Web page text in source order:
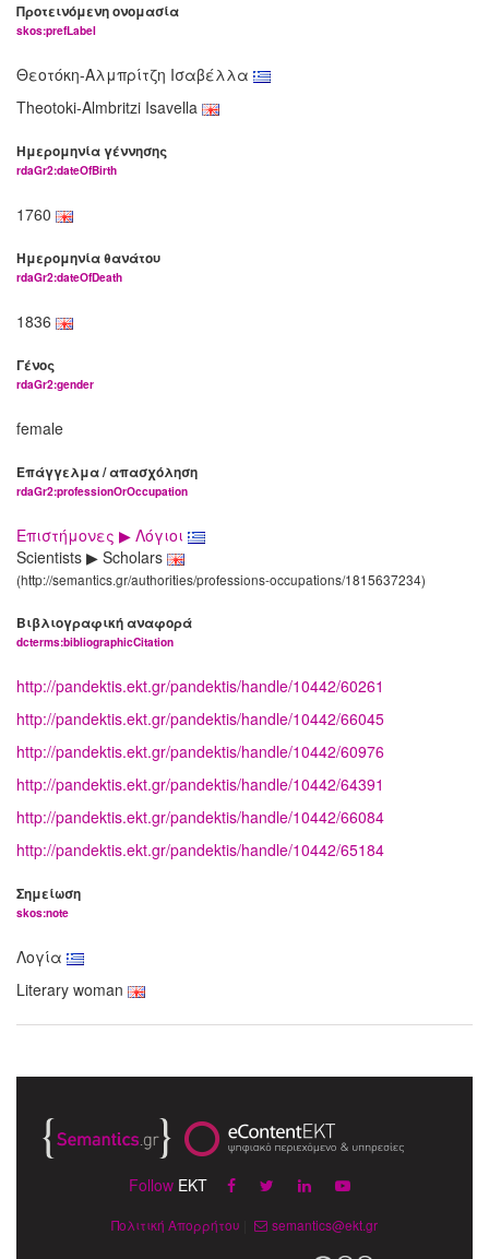
Προτεινόμενη ονομασία
skos:prefLabel
Θεοτόκη-Αλμπρίτζη Ισαβέλλα
Theotoki-Almbritzi Isavella
Ημερομηνία γέννησης
rdaGr2:dateOfBirth
1760
Ημερομηνία θανάτου
rdaGr2:dateOfDeath
1836
Γένος
rdaGr2:gender
female
Επάγγελμα / απασχόληση
rdaGr2:professionOrOccupation
Επιστήμονες ▶ Λόγιοι
Scientists ▶ Scholars
(http://semantics.gr/authorities/professions-occupations/1815637234)
Βιβλιογραφική αναφορά
dcterms:bibliographicCitation
http://pandektis.ekt.gr/pandektis/handle/10442/60261
http://pandektis.ekt.gr/pandektis/handle/10442/66045
http://pandektis.ekt.gr/pandektis/handle/10442/60976
http://pandektis.ekt.gr/pandektis/handle/10442/64391
http://pandektis.ekt.gr/pandektis/handle/10442/66084
http://pandektis.ekt.gr/pandektis/handle/10442/65184
Σημείωση
skos:note
Λογία
Literary woman
Follow EKT
Πολιτική Απορρήτου semantics@ekt.gr